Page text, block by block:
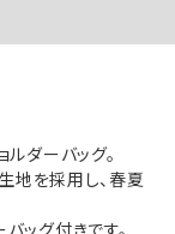
ダーバッグ。
地を採用し、春夏